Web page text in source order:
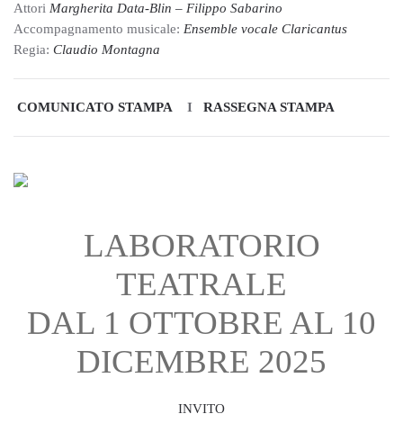
Attori Margherita Data-Blin – Filippo Sabarino
Accompagnamento musicale: Ensemble vocale Claricantus
Regia: Claudio Montagna
COMUNICATO STAMPA I RASSEGNA STAMPA
LABORATORIO
TEATRALE
DAL 1 OTTOBRE AL 10
DICEMBRE 2025
INVITO